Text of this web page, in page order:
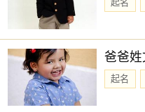
起名
爸爸
起名